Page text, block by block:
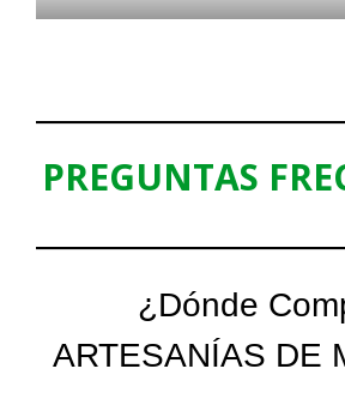
PREGUNTAS
¿Dónde
ARTESANÍAS DE